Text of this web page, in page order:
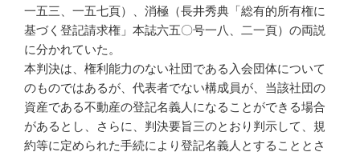
一五三、一五七頁）、消極（長井秀典「総有的所有権に
基づく登記請求権」本誌六五〇号一八、二一頁）の両説
に分かれていた。
本判決は、権利能力のない社団である入会団体について
のものではあるが、代表者でない構成員が、当該社団の
資産である不動産の登記名義人になることができる場合
があるとし、さらに、判決要旨三のとおり判示して、規
約等に定められた手続により登記名義人とすることとさ